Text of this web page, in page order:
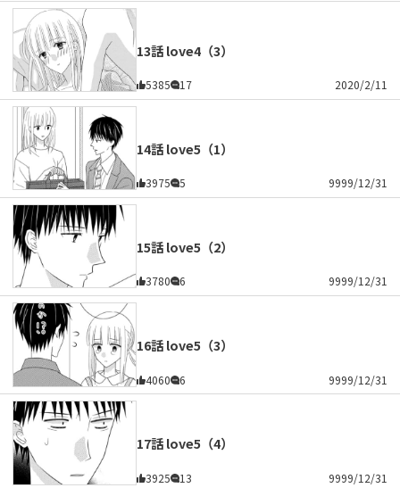
13話 love4（3）
5385 17 2020/2/11
14話 love5（1）
3975 5 9999/12/31
15話 love5（2）
3780 6 9999/12/31
16話 love5（3）
4060 6 9999/12/31
17話 love5（4）
3925 13 9999/12/31